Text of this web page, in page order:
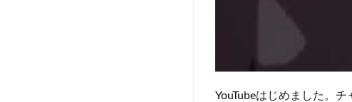
YouTubeはじめました。